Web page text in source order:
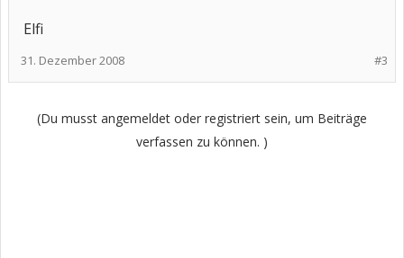
Elfi
#3
31. Dezember 2008
(Du musst angemeldet oder registriert sein, um Beiträge
verfassen zu können. )